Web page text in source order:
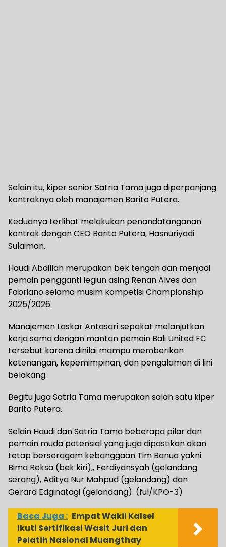
Selain itu, kiper senior Satria Tama juga diperpanjang
kontraknya oleh manajemen Barito Putera.
Keduanya terlihat melakukan penandatanganan
kontrak dengan CEO Barito Putera, Hasnuriyadi
Sulaiman.
⁠Haudi Abdillah merupakan bek tengah dan menjadi
pemain pengganti legiun asing Renan Alves dan
Fabriano selama musim kompetisi Championship
2025/2026.
Manajemen Laskar Antasari sepakat melanjutkan
kerja sama dengan mantan pemain ⁠Bali United FC
tersebut karena dinilai mampu memberikan
ketenangan, kepemimpinan, dan pengalaman di lini
belakang.
Begitu juga Satria Tama merupakan salah satu kiper
Barito Putera.
Selain Haudi dan Satria Tama beberapa pilar dan
pemain muda potensial yang juga dipastikan akan
tetap berseragam kebanggaan Tim Banua yakni
Bima Reksa (bek kiri),, Ferdiyansyah (gelandang
serang), Aditya Nur Mahpud (gelandang) dan
Gerard Edginatagi (gelandang). (ful/KPO-3)
Baca Juga : Empat Wakil Kalsel
Ikuti Sertifikasi Wasit Juri dan
Pelatih Nasional Muangthay